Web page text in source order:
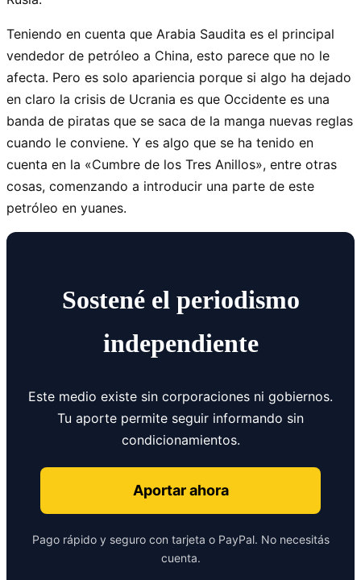
Teniendo en cuenta que Arabia Saudita es el principal
vendedor de petróleo a China, esto parece que no le
afecta. Pero es solo apariencia porque si algo ha dejado
en claro la crisis de Ucrania es que Occidente es una
banda de piratas que se saca de la manga nuevas reglas
cuando le conviene. Y es algo que se ha tenido en
cuenta en la «Cumbre de los Tres Anillos», entre otras
cosas, comenzando a introducir una parte de este
petróleo en yuanes.
Sostené el periodismo
independiente
Este medio existe sin corporaciones ni gobiernos.
Tu aporte permite seguir informando sin
condicionamientos.
Aportar ahora
Pago rápido y seguro con tarjeta o PayPal. No necesitás
cuenta.